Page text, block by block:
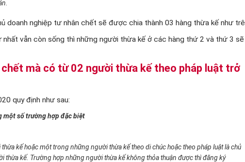
doanh nghiệp tư nhân chết sẽ được chia thành 03 hàng thừa kế như
vẫn còn sống thì những người thừa kế ở các hàng thứ 2 và thứ 3 sẽ
mà có từ 02 người thừa kế theo pháp luật trở
quy định như sau:
một số trường hợp đặc biệt
kế hoặc một trong những người thừa kế theo di chúc hoặc theo pháp luật là chủ
thừa kế. Trường hợp những người thừa kế không thỏa thuận được thì đăng ký